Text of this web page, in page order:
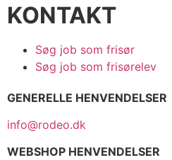
KONTAKT
Søg job som frisør
Søg job som frisørelev
GENERELLE HENVENDELSER
info@rodeo.dk
WEBSHOP HENVENDELSER